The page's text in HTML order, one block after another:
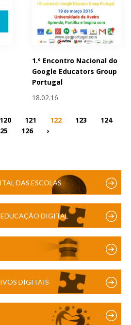
1.º Encontro Nacional do
Google Educators Group
Portugal
18.02.16
120 121 122 123
124
126 ›
DAS ESCOLAS
DIGITAL
DIGITAIS